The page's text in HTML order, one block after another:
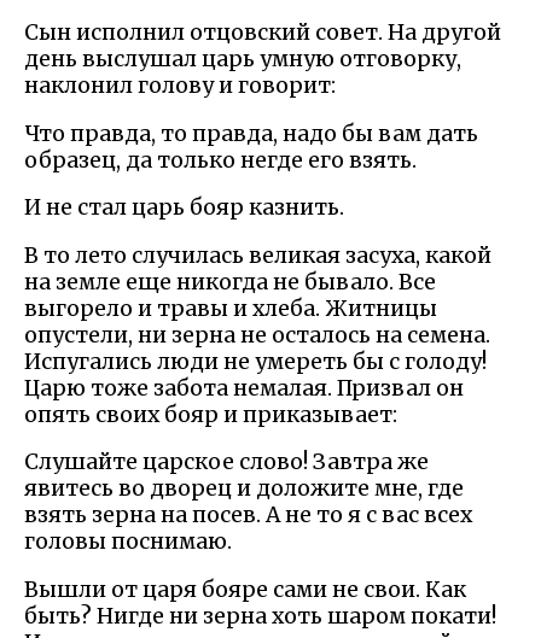
Сын исполнил отцовский совет. На другой
день выслушал царь умную отговорку,
наклонил голову и говорит:
Что правда, то правда, надо бы вам дать
образец, да только негде его взять.
И не стал царь бояр казнить.
В то лето случилась великая засуха, какой
на земле еще никогда не бывало. Все
выгорело и травы и хлеба. Житницы
опустели, ни зерна не осталось на семена.
Испугались люди не умереть бы с голоду!
Царю тоже забота немалая. Призвал он
опять своих бояр и приказывает:
Слушайте царское слово! Завтра же
явитесь во дворец и доложите мне, где
взять зерна на посев. А не то я с вас всех
головы поснимаю.
Вышли от царя бояре сами не свои. Как
быть? Нигде ни зерна хоть шаром покати!